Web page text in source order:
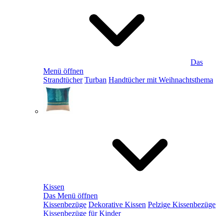
Das
Menü öffnen
Strandtücher Turban Handtücher mit Weihnachtsthema
Kissen
Das Menü öffnen
Kissenbezüge Dekorative Kissen Pelzige Kissenbezüge
Kissenbezüge für Kinder